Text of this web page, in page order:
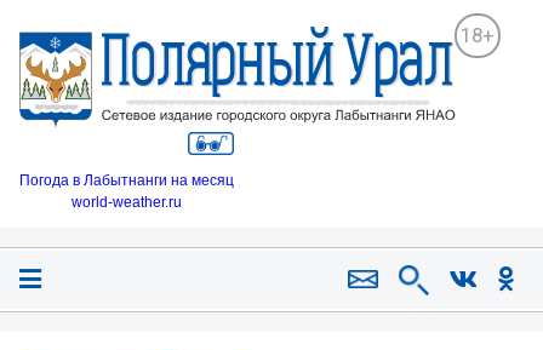
18+
Погода в Лабытнанги на месяц
world-weather.ru